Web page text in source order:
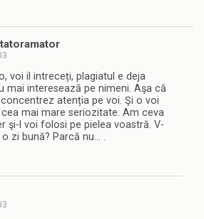
voi il intreceți, plagiatul e deja
mai interesează pe nimeni. Aşa că
atenția pe voi. Şi o voi
mai mare seriozitate. Am ceva
şi-l voi folosi pe pielea voastră. V-
zi bună? Parcă nu… .